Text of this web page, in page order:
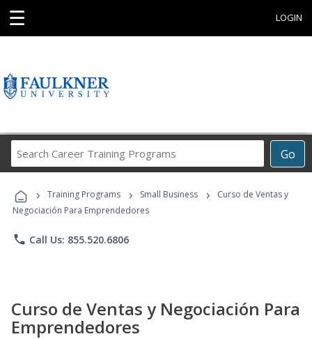
☰ LOGIN
Go
Career
Programs
› Training Programs › Small Business ›
Curso de Ventas y
Negociación Para Emprendedores
phone Call Us: 855.520.6806
Curso de Ventas y Negociación Para
Emprendedores